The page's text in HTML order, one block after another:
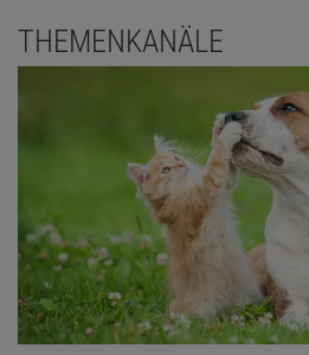
THEMENKANÄLE